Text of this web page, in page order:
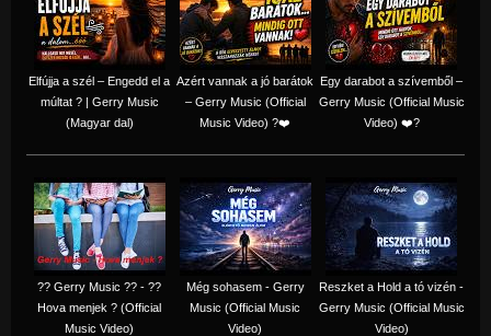
Elfújja a szél – Engedd el a
múltat ? | Gerry Music
(Magyar dal)
Azért vannak a jó barátok
– Gerry Music (Official
Music Video) ?❤️
Egy darabot a szívemből –
Gerry Music (Official Music
Video) ❤️?
?? Gerry Music ?? - ??
Hova menjek ? (Official
Music Video)
Még sohasem - Gerry
Music (Official Music
Video)
Reszket a Hold a tó vizén -
Gerry Music (Official Music
Video)